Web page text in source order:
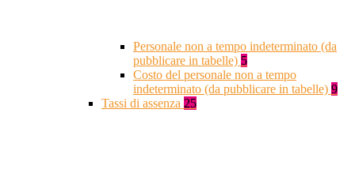
Personale non a tempo indeterminato (da
pubblicare in tabelle) 5
Costo del personale non a tempo
indeterminato (da pubblicare in tabelle) 9
Tassi di assenza 25